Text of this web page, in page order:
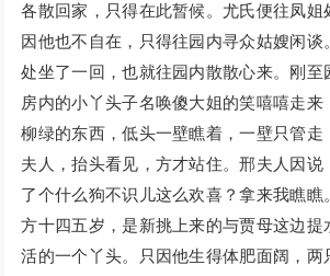
各散回家，只得在此暂候。尤氏便往凤姐
因他也不自在，只得往园内寻众姑嫂闲谈
处坐了一回，也就往园内散散心来。刚至
房内的小丫头子名唤傻大姐的笑嘻嘻走来
柳绿的东西，低头一壁瞧着，一壁只管走
夫人，抬头看见，方才站住。邢夫人因说
了个什么狗不识儿这么欢喜？拿来我瞧瞧
方十四五岁，是新挑上来的与贾母这边提
活的一个丫头。只因他生得体肥面阔，两